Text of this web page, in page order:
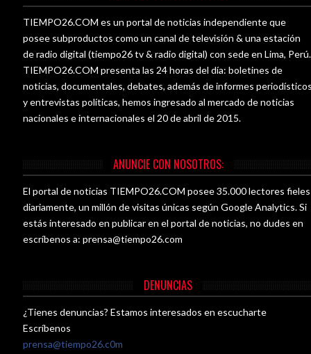
TIEMPO26.COM es un portal de noticias independiente que
posee subproductos como un canal de televisión & una estación
de radio digital (tiempo26 tv & radio digital) con sede en Lima, Perú.
TIEMPO26.COM presenta las 24 horas del día: boletines de
noticias, documentales, debates, además de informes
y entrevistas políticas, hemos ingresado al mercado de noticias
nacionales e internacionales el 20 de abril de 2015.
ANUNCIE CON NOSOTROS:
El portal de noticias TIEMPO26.COM posee 35.000 lectores fieles
diariamente, un millón de visitas únicas según Google Analytics. Si
estás interesado en publicar en el portal de noticias, no dudes en
escríbenos a:prensa@tiempo26.com
DENUNCIAS
¿Tienes denuncias? Estamos interesados en escucharte
Escríbenos
prensa@tiempo26.c0m